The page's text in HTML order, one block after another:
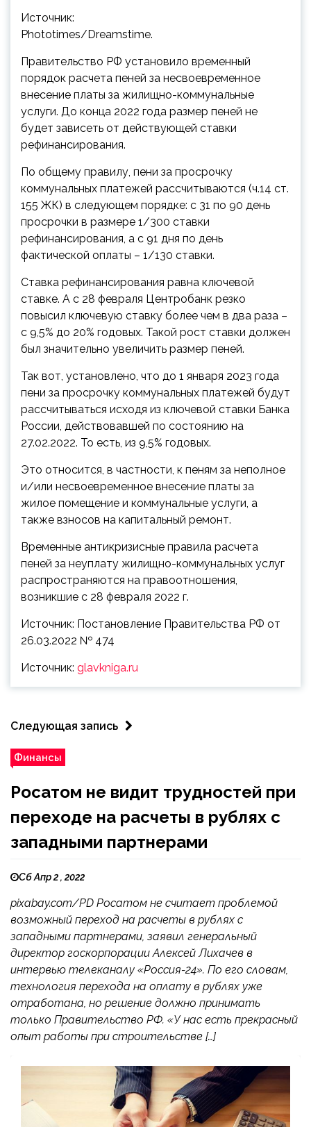
Источник:
Phototimes/Dreamstime.
Правительство РФ установило временный
порядок расчета пеней за несвоевременное
внесение платы за жилищно-коммунальные
услуги. До конца 2022 года размер пеней не
будет зависеть от действующей ставки
рефинансирования.
По общему правилу, пени за просрочку
коммунальных платежей рассчитываются (ч.14 ст.
155 ЖК) в следующем порядке: с 31 по 90 день
просрочки в размере 1/300 ставки
рефинансирования, а с 91 дня по день
фактической оплаты – 1/130 ставки.
Ставка рефинансирования равна ключевой
ставке. А с 28 февраля Центробанк резко
повысил ключевую ставку более чем в два раза –
с 9,5% до 20% годовых. Такой рост ставки должен
был значительно увеличить размер пеней.
Так вот, установлено, что до 1 января 2023 года
пени за просрочку коммунальных платежей будут
рассчитываться исходя из ключевой ставки Банка
России, действовавшей по состоянию на
27.02.2022. То есть, из 9,5% годовых.
Это относится, в частности, к пеням за неполное
и/или несвоевременное внесение платы за
жилое помещение и коммунальные услуги, а
также взносов на капитальный ремонт.
Временные антикризисные правила расчета
пеней за неуплату жилищно-коммунальных услуг
распространяются на правоотношения,
возникшие с 28 февраля 2022 г.
Источник: Постановление Правительства РФ от
26.03.2022 № 474
Источник: glavkniga.ru
Следующая запись
Финансы
Росатом не видит трудностей при
переходе на расчеты в рублях с
западными партнерами
Сб Апр 2 , 2022
pixabay.com/PD Росатом не считает проблемой
возможный переход на расчеты в рублях с
западными партнерами, заявил генеральный
директор госкорпорации Алексей Лихачев в
интервью телеканалу «Россия-24». По его словам,
технология перехода на оплату в рублях уже
отработана, но решение должно принимать
только Правительство РФ. «У нас есть прекрасный
опыт работы при строительстве […]